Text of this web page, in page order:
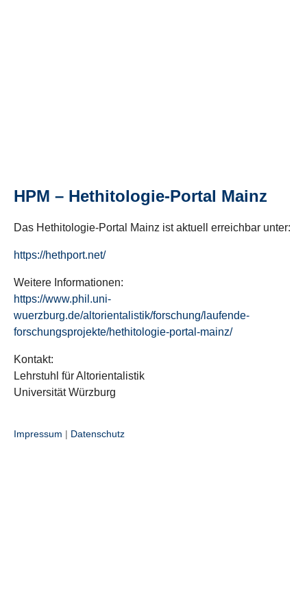
HPM – Hethitologie-Portal Mainz
Das Hethitologie-Portal Mainz ist aktuell erreichbar unter:
https://hethport.net/
Weitere Informationen:
https://www.phil.uni-
wuerzburg.de/altorientalistik/forschung/laufende-
forschungsprojekte/hethitologie-portal-mainz/
Kontakt:
Lehrstuhl für Altorientalistik
Universität Würzburg
Impressum | Datenschutz